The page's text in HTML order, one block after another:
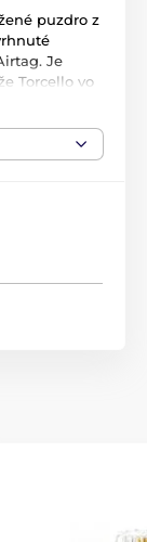
puzdro z
Je
Torcello vo
oceľového
kože a
získate
ktorý